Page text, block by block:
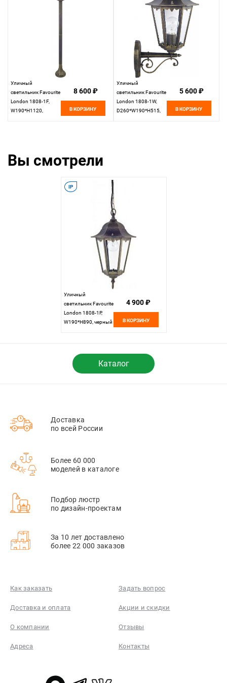
Уличный
светильник Favourite
London 1808-1F,
W190*H1120,
8 600 ₽
В КОРЗИНУ
Уличный
светильник Favourite
London 1808-1W,
D260*W190*H515,
5 600 ₽
В КОРЗИНУ
Вы смотрели
IP
Уличный
светильник Favourite
London 1808-1P,
W190*H890, черный
4 900 ₽
В КОРЗИНУ
Каталог
Доставка
по всей России
Более 60 000
моделей в каталоге
Подбор люстр
по дизайн-проектам
За 10 лет доставлено
более 22 000 заказов
Как заказать Задать вопрос
Доставка и оплата Акции и скидки
О компании Отзывы
Адреса Контакты